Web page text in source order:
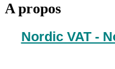
A propos
Nordic VAT -